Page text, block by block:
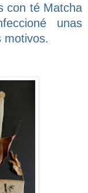
con té Matcha
unas
motivos.